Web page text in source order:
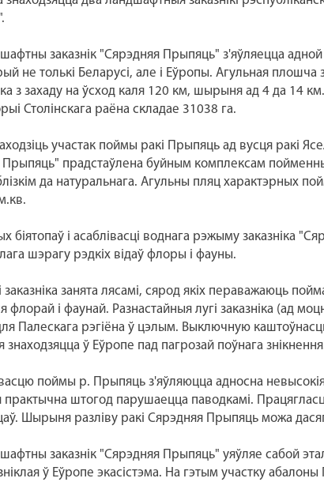
заказнік "Сярэдняя Прыпяць" з'яўляецца
не толькі Беларусі, але і Еўропы. Агульная плошча
з захаду на ўсход каля 120 км, шырыня ад 4 да 14
Столінскага раёна складае 31038 га.
участак поймы ракі Прыпяць ад вусця ракі
Прыпяць" прадстаўлена буйным комплексам
да натуральнага. Агульны пляц характэрных
біятопаў і асаблівасці воднага рэжыму заказніка
шэрагу рэдкіх відаў флоры і фауны.
занята лясамі, сярод якіх пераважаюць
флорай і фаунай. Разнастайныя лугі заказніка (ад
Палескага рэгіёна ў цэлым. Выключную
знаходзяцца ў Еўропе пад пагрозай поўнага
поймы р. Прыпяць з'яўляюцца адносна
практычна штогод парушаецца паводкамі.
Шырыня разліву ракі Сярэдняя Прыпяць можа
заказнік "Сярэдняя Прыпяць" уяўляе сабой
ў Еўропе экасістэма. На гэтым участку